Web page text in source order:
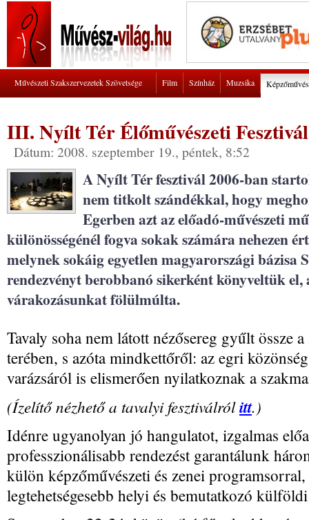
Művészeti Szakszervezetek Szövetsége Film Színház Muzsika
III. Nyílt Tér Élőművészeti Fesztivál
Dátum: 2008. szeptember 19., péntek, 8:52
A Nyílt Tér fesztivál 2006-ban
nem titkolt szándékkal, hogy
Egerben azt az előadó-művészeti
különösségénél fogva sokak számára nehezen
melynek sokáig egyetlen magyarországi bázisa
rendezvényt berobbanó sikerként könyveltük
várakozásunkat fölülmúlta.
Tavaly soha nem látott nézősereg gyűlt össze
terében, s azóta mindkettőről: az egri
varázsáról is elismerően nyilatkoznak a
(Ízelítő nézhető a tavalyi fesztiválrólitt.)
Idénre ugyanolyan jó hangulatot, izgalmas
professzionálisabb rendezést garantálunk
külön képzőművészeti és zenei
legtehetségesebb helyi és bemutatkozó